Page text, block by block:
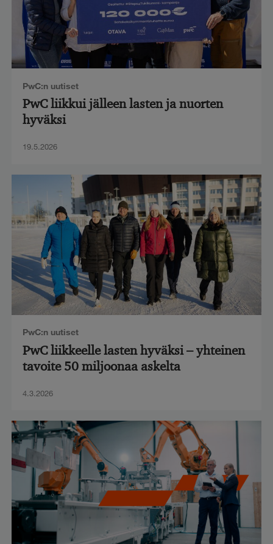
PwC:n uutiset
PwC liikkui jälleen lasten ja nuorten
hyväksi
19.5.2026
PwC:n uutiset
PwC liikkeelle lasten hyväksi – yhteinen
tavoite 50 miljoonaa askelta
4.3.2026